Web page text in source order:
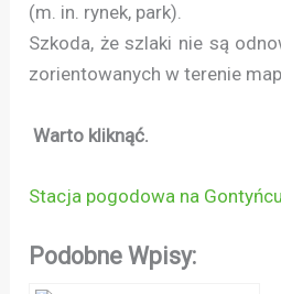
(m. in. rynek, park).
Szkoda, że szlaki nie są
zorientowanych w terenie
Warto kliknąć.
Stacja pogodowa na Gontyńcu
Podobne Wpisy: